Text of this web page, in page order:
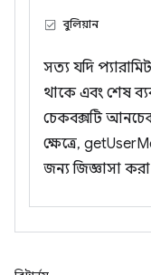
বুলিয়ান
সত্য যদি
থাকে এবং শেষ
চেকবক্সটি
ক্ষেত্রে,
জন্য জিজ্ঞাসা